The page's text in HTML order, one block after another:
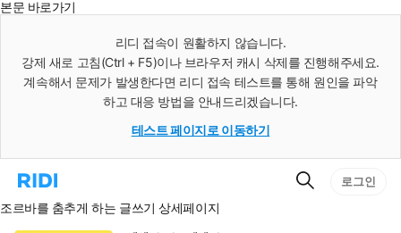
본문 바로가기
리디 접속이 원활하지 않습니다.
강제 새로 고침(Ctrl + F5)이나 브라우저 캐시 삭제를 진행해주세요.
계속해서 문제가 발생한다면 리디 접속 테스트를 통해 원인을 파악
하고 대응 방법을 안내드리겠습니다.
테스트 페이지로 이동하기
리
홈
검
로그인
조르바를 춤추게 하는 글쓰기 상세페이지